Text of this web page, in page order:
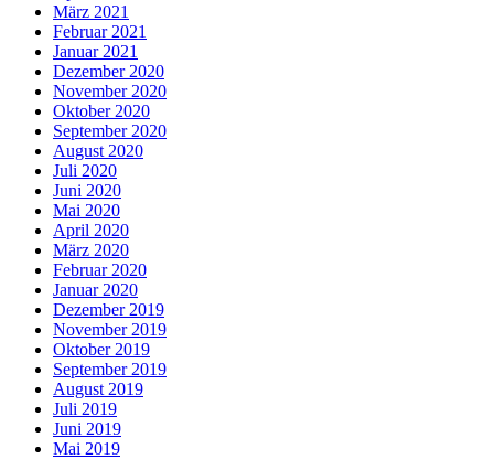
März 2021
Februar 2021
Januar 2021
Dezember 2020
November 2020
Oktober 2020
September 2020
August 2020
Juli 2020
Juni 2020
Mai 2020
April 2020
März 2020
Februar 2020
Januar 2020
Dezember 2019
November 2019
Oktober 2019
September 2019
August 2019
Juli 2019
Juni 2019
Mai 2019